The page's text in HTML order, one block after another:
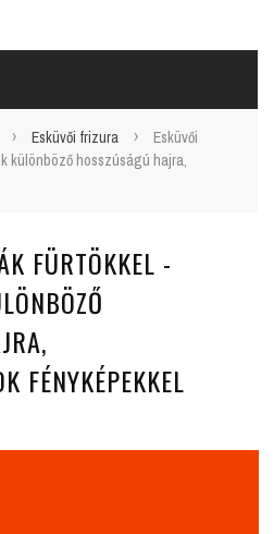
› Esküvői frizura ›
Esküvői
különböző hosszúságú hajra,
FÜRTÖKKEL -
FÉNYKÉPEKKEL